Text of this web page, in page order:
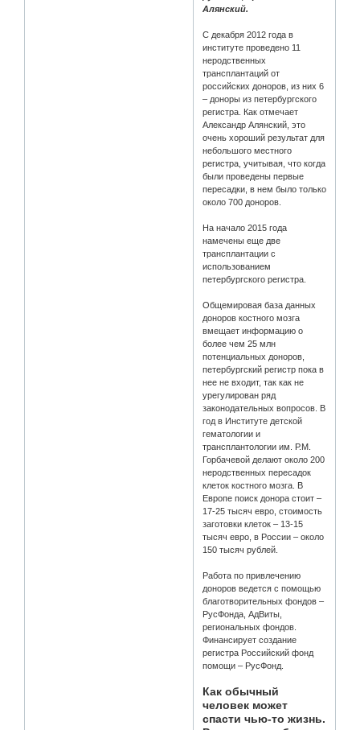
Алянский.
С декабря 2012 года в
институте проведено 11
неродственных
трансплантаций от
российских доноров, из них 6
– доноры из петербургского
регистра. Как отмечает
Александр Алянский, это
очень хороший результат для
небольшого местного
регистра, учитывая, что когда
были проведены первые
пересадки, в нем было только
около 700 доноров.
На начало 2015 года
намечены еще две
трансплантации с
использованием
петербургского регистра.
Общемировая база данных
доноров костного мозга
вмещает информацию о
более чем 25 млн
потенциальных доноров,
петербургский регистр пока в
нее не входит, так как не
урегулирован ряд
законодательных вопросов. В
год в Институте детской
гематологии и
трансплантологии им. Р.М.
Горбачевой делают около 200
неродственных пересадок
клеток костного мозга. В
Европе поиск донора стоит –
17-25 тысяч евро, стоимость
заготовки клеток – 13-15
тысяч евро, в России – около
150 тысяч рублей.
Работа по привлечению
доноров ведется с помощью
благотворительных фондов –
РусФонда, АдВиты,
региональных фондов.
Финансирует создание
регистра Российский фонд
помощи – РусФонд.
Как обычный
человек может
спасти чью-то жизнь.